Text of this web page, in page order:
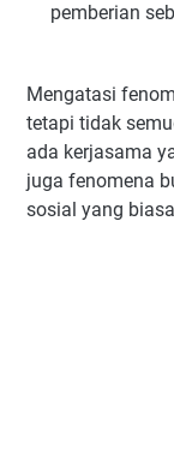
pemberian
Mengatasi
tetapi tidak
ada kerjasama
juga fenomena
sosial yang